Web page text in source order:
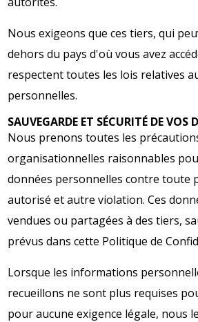
Nous exigeons que ces tiers, qui
dehors du pays d'où vous avez
respectent toutes les lois relatives
personnelles.
SAUVEGARDE ET SÉCURITÉ DE VOS
Nous prenons toutes les
organisationnelles raisonnables
données personnelles contre toute
autorisé et autre violation. Ces
vendues ou partagées à des tiers,
prévus dans cette Politique de
Lorsque les informations
recueillons ne sont plus requises
pour aucune exigence légale, nous